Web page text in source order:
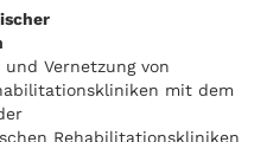
Vernetzung von
mit dem
Rehabilitationskliniken